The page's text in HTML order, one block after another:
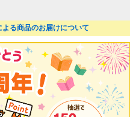
よる商品のお届けについて